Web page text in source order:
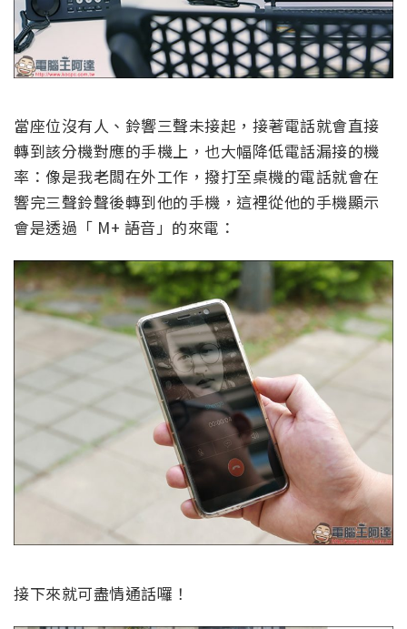
當座位沒有人、鈴響三聲未接起，接著電話就會直接
轉到該分機對應的手機上，也大幅降低電話漏接的機
率：像是我老闆在外工作，撥打至桌機的電話就會在
響完三聲鈴聲後轉到他的手機，這裡從他的手機顯示
會是透過「 M+ 語音」的來電：
接下來就可盡情通話囉！